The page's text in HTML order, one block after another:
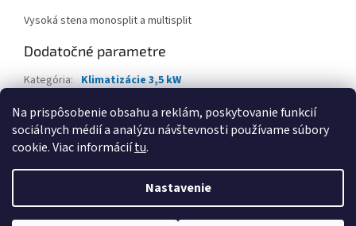
Na prispôsobenie obsahu a reklám, poskytovanie funkcií
sociálnych médií a analýzu návštevnosti používame súbory
cookie. Viac informáciítu.
Nastavenie
Vysoká stena monosplit a multisplit
Dodatočné parametre
Kategória: Klimatizácie 3,5 kW